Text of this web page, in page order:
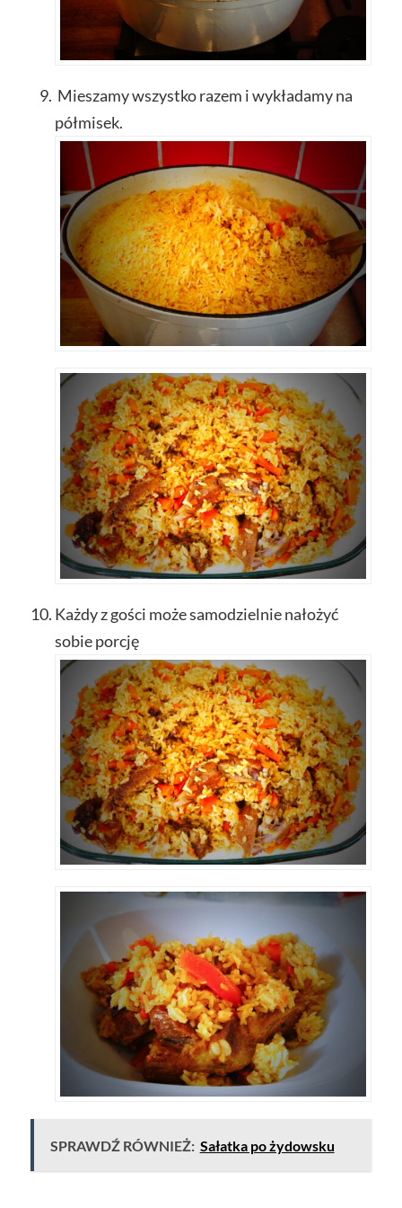
Mieszamy wszystko razem i wykładamy na
półmisek.
Każdy z gości może samodzielnie nałożyć
sobie porcję
SPRAWDŹ RÓWNIEŻ: Sałatka po żydowsku